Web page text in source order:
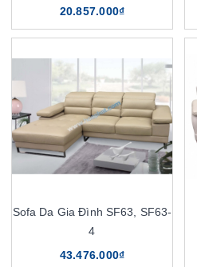
20.857.000₫
Sofa Da Gia Đình SF63, SF63-
4
43.476.000₫